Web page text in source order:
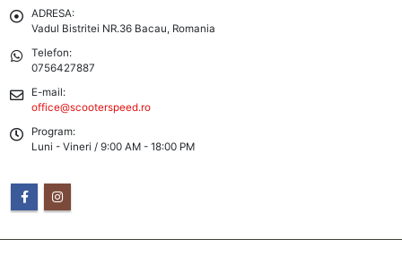
ADRESA:
Vadul Bistritei NR.36 Bacau, Romania
Telefon:
0756427887
E-mail:
office@scooterspeed.ro
Program:
Luni - Vineri / 9:00 AM - 18:00 PM